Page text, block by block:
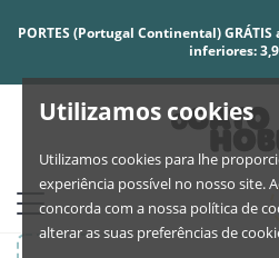
Utilizamos cookies
Utilizamos cookies para lhe
experiência possível no nosso site.
concorda com a nossa política de
alterar as suas preferências de
PORTES (Portugal Continental)
inferiores: